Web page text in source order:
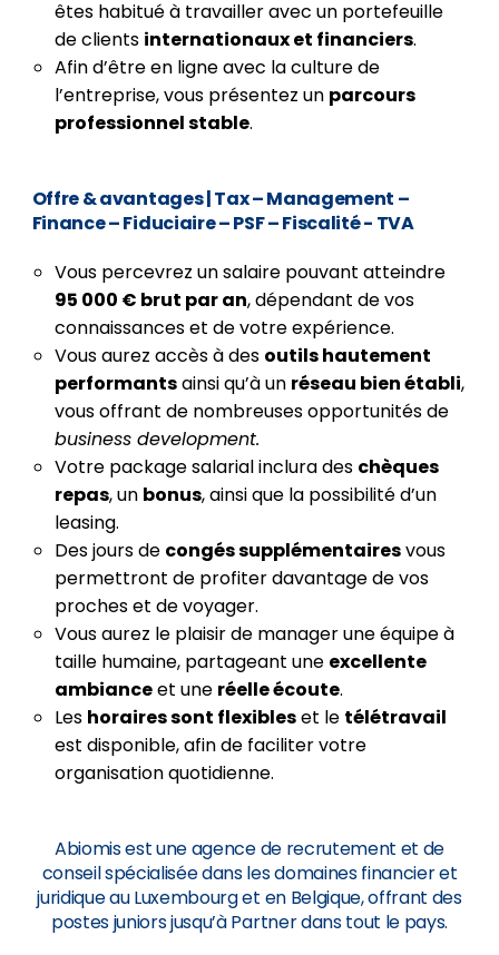
êtes habitué à travailler avec un portefeuille
de clients internationaux et financiers.
Afin d’être en ligne avec la culture de
l’entreprise, vous présentez un parcours
professionnel stable.
Offre & avantages| Tax – Management –
Finance – Fiduciaire – PSF – Fiscalité - TVA
Vous percevrez un salaire pouvant atteindre
95 000 € brut par an, dépendant de vos
connaissances et de votre expérience.
Vous aurez accès à des outils hautement
performantsainsi qu’à un réseau bien établi,
vous offrant de nombreuses opportunités de
business development.
Votre package salarial inclura des chèques
repas, un bonus, ainsi que la possibilité d’un
leasing.
Des jours de congés supplémentairesvous
permettront de profiter davantage de vos
proches et de voyager.
Vous aurez le plaisir de manager une équipe à
taille humaine, partageant une excellente
ambianceet une réelle écoute.
Les horaires sont flexibleset le télétravail
est disponible, afin de faciliter votre
organisation quotidienne.
Abiomis est une agence de recrutement et de
conseil spécialisée dans les domaines financier et
juridique au Luxembourg et en Belgique, offrant des
postes juniors jusqu’à Partner dans tout le pays.